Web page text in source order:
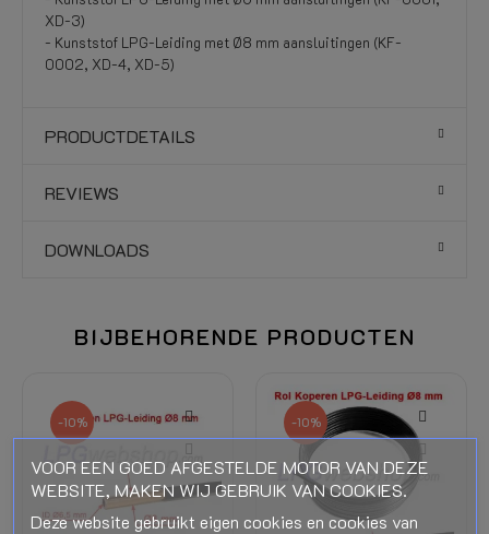
XD-3)
- Kunststof LPG-Leiding met Ø8 mm aansluitingen (KF-
0002, XD-4, XD-5)
PRODUCTDETAILS
REVIEWS
DOWNLOADS
BIJBEHORENDE PRODUCTEN
-10% -10%
VOOR EEN GOED AFGESTELDE MOTOR VAN DEZE
WEBSITE, MAKEN WIJ GEBRUIK VAN COOKIES.
Deze website gebruikt eigen cookies en cookies van